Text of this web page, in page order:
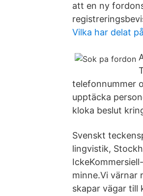
att en ny
Vilka har delat
telefonnummer
upptäcka
kloka beslut
Svenskt
lingvistik,
minne.Vi värnar
skapar vägar till